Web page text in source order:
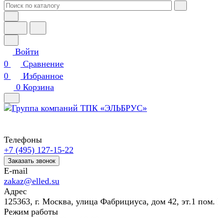
Войти
0
Сравнение
0
Избранное
0 Корзина
Телефоны
+7 (495) 127-15-22
Заказать звонок
E-mail
zakaz@elled.su
Адрес
125363, г. Москва, улица Фабрициуса, дом 42, эт.1
Режим работы